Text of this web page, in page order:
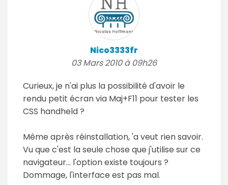
Nico3333fr
03 Mars 2010 à 09h26
Curieux, je n'ai plus la possibilité d'avoir le
rendu petit écran via Maj+F11 pour tester les
CSS handheld ?
Même après réinstallation, 'a veut rien savoir.
Vu que c'est la seule chose que j'utilise sur ce
navigateur... l'option existe toujours ?
Dommage, l'interface est pas mal.